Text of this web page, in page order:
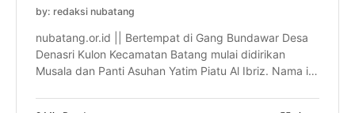
by: redaksi nubatang
nubatang.or.id || Bertempat di Gang Bundawar Desa
Denasri Kulon Kecamatan Batang mulai didirikan
Musala dan Panti Asuhan Yatim Piatu Al Ibriz. Nama ini